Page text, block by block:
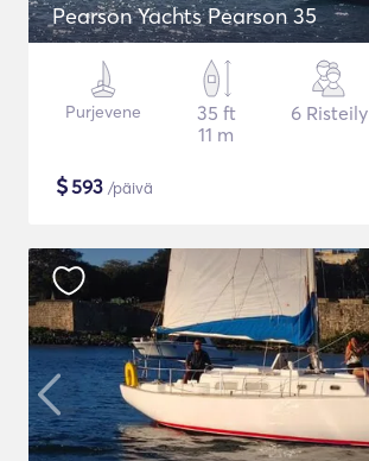
Pearson Yachts Pearson 35
Purjevene
35 ft
11 m
6 Risteily
$593 /päivä